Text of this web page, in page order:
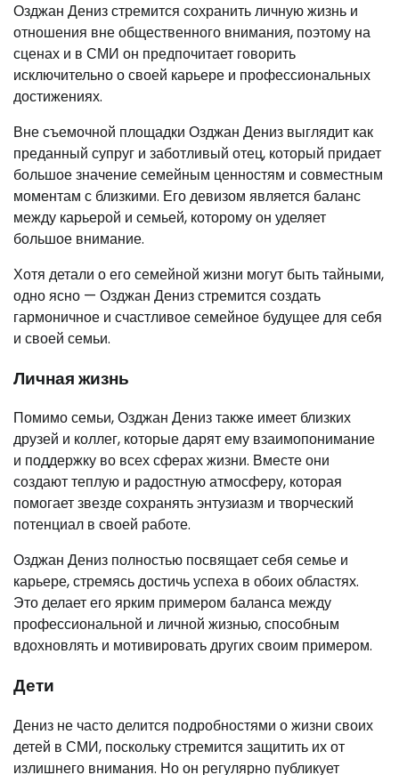
Озджан Дениз стремится сохранить личную жизнь и
отношения вне общественного внимания, поэтому на
сценах и в СМИ он предпочитает говорить
исключительно о своей карьере и профессиональных
достижениях.
Вне съемочной площадки Озджан Дениз выглядит как
преданный супруг и заботливый отец, который придает
большое значение семейным ценностям и совместным
моментам с близкими. Его девизом является баланс
между карьерой и семьей, которому он уделяет
большое внимание.
Хотя детали о его семейной жизни могут быть тайными,
одно ясно — Озджан Дениз стремится создать
гармоничное и счастливое семейное будущее для себя
и своей семьи.
Личная жизнь
Помимо семьи, Озджан Дениз также имеет близких
друзей и коллег, которые дарят ему взаимопонимание
и поддержку во всех сферах жизни. Вместе они
создают теплую и радостную атмосферу, которая
помогает звезде сохранять энтузиазм и творческий
потенциал в своей работе.
Озджан Дениз полностью посвящает себя семье и
карьере, стремясь достичь успеха в обоих областях.
Это делает его ярким примером баланса между
профессиональной и личной жизнью, способным
вдохновлять и мотивировать других своим примером.
Дети
Дениз не часто делится подробностями о жизни своих
детей в СМИ, поскольку стремится защитить их от
излишнего внимания. Но он регулярно публикует